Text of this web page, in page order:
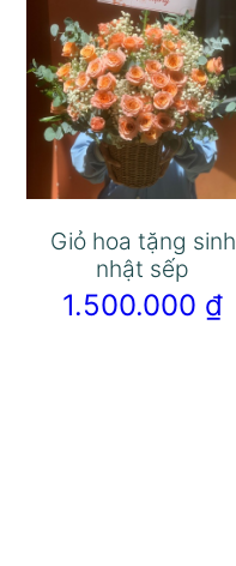
Giỏ hoa tặng sinh
nhật sếp
1.500.000 ₫